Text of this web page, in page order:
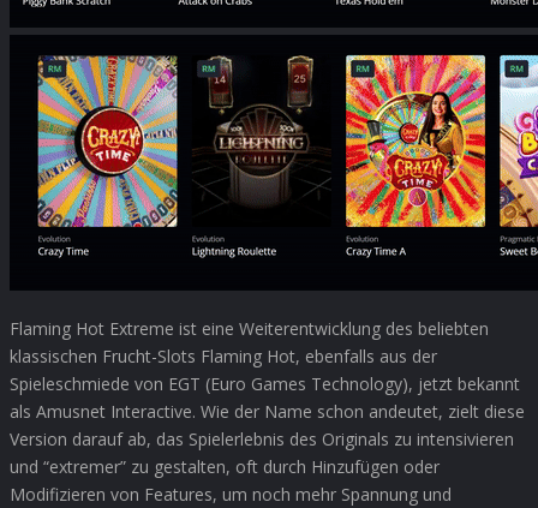
Flaming Hot Extreme ist eine Weiterentwicklung des beliebten
klassischen Frucht-Slots Flaming Hot, ebenfalls aus der
Spieleschmiede von EGT (Euro Games Technology), jetzt bekannt
als Amusnet Interactive. Wie der Name schon andeutet, zielt diese
Version darauf ab, das Spielerlebnis des Originals zu intensivieren
und “extremer” zu gestalten, oft durch Hinzufügen oder
Modifizieren von Features, um noch mehr Spannung und